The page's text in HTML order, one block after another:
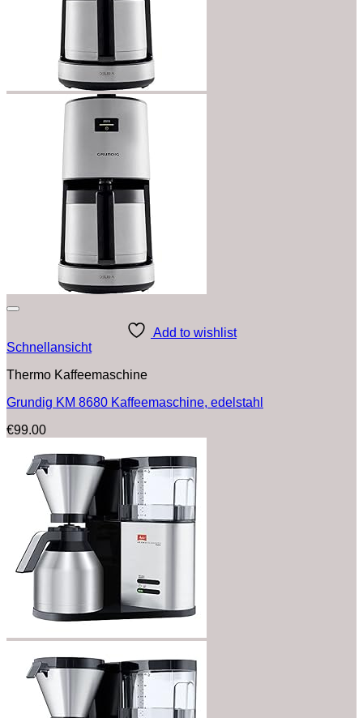
Add to wishlist
Schnellansicht
Thermo Kaffeemaschine
Grundig KM 8680 Kaffeemaschine, edelstahl
€99.00